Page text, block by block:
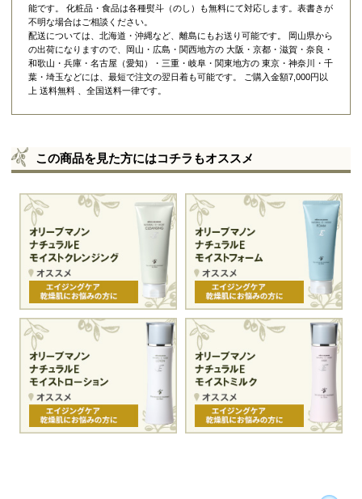
能です。 化粧品・食品は各種熨斗（のし）も無料にて対応します。表書きが
不明な場合はご相談ください。
配送については、北海道・沖縄など、離島にもお送り可能です。 岡山県から
の出荷になりますので、岡山・広島・関西地方の 大阪・京都・滋賀・奈良・
和歌山・兵庫・名古屋（愛知）・三重・岐阜・関東地方の 東京・神奈川・千
葉・埼玉などには、最短で注文の翌日着も可能です。 ご購入金額7,000円以
上 送料無料 、全国送料一律です。
この商品を見た方にはコチラもオススメ